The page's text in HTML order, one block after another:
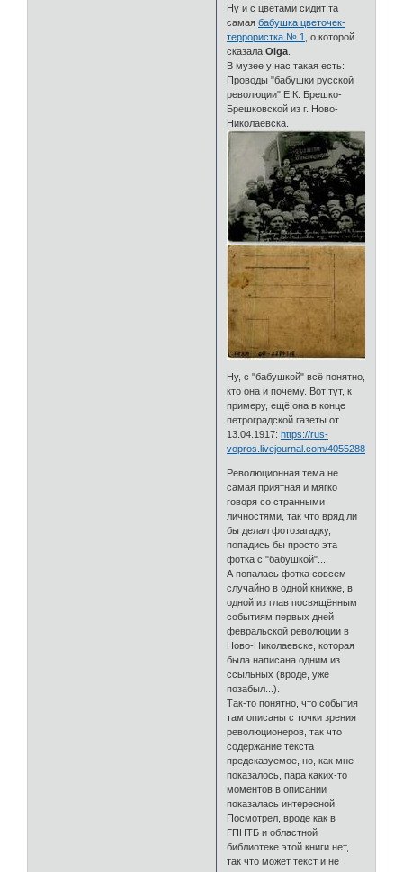
Ну и с цветами сидит та
самаябабушка цветочек-
террористка № 1
, о которой
сказалаOlga
В музее у нас такая есть:
Проводы "бабушки русской
революции" Е.К. Брешко-
Брешковской из г. Ново-
Николаевска.
Ну, с "бабушкой" всё понятно,
кто она и почему. Вот тут, к
примеру, ещё она в конце
петроградской газеты от
13.04.1917:https://rus-
vopros.livejournal.com/4055288.html
Революционная тема не
самая приятная и мягко
говоря со странными
личностями, так что вряд ли
бы делал фотозагадку,
попадись бы просто эта
фотка с "бабушкой"...
А попалась фотка совсем
случайно в одной книжке, в
одной из глав посвящённым
событиям первых дней
февральской революции в
Ново-Николаевске, которая
была написана одним из
ссыльных (вроде, уже
позабыл...).
Так-то понятно, что события
там описаны с точки зрения
революционеров, так что
содержание текста
предсказуемое, но, как мне
показалось, пара каких-то
моментов в описании
показалась интересной.
Посмотрел, вроде как в
ГПНТБ и областной
библиотеке этой книги нет,
так что может текст и не